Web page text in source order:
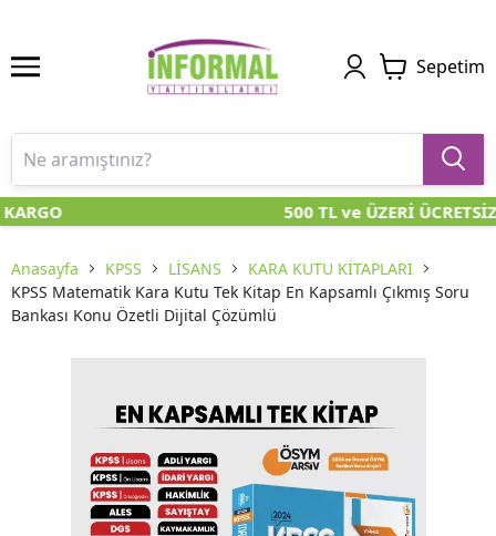
Sepetim
500 TL ve ÜZERİ ÜCRETSİZ
Anasayfa KPSS LİSANS
KARA KUTU KİTAPLARI
KPSS Matematik Kara Kutu Tek Kitap En Kapsamlı Çıkmış Soru
Bankası Konu Özetli Dijital Çözümlü